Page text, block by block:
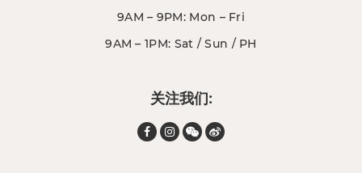
9AM – 9PM: Mon – Fri
9AM – 1PM: Sat / Sun / PH
关注我们: